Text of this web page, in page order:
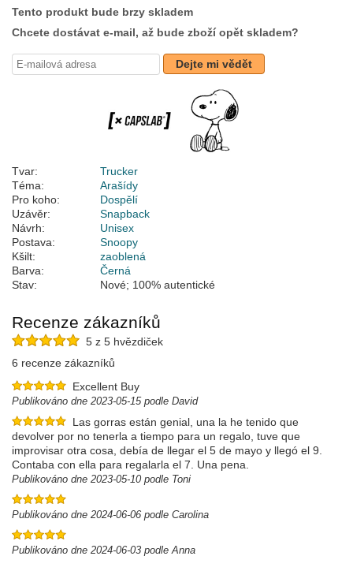
Tento produkt bude brzy skladem
Chcete dostávat e-mail, až bude zboží opět skladem?
Dejte mi vědět
Tvar:
Trucker
Téma:
Arašídy
Pro koho:
Dospělí
Uzávěr:
Snapback
Návrh:
Unisex
Postava:
Snoopy
Kšilt:
zaoblená
Barva:
Černá
Stav:
Nové; 100% autentické
Recenze zákazníků
5 z 5 hvězdiček
6 recenze zákazníků
Excellent Buy
Publikováno dne 2023-05-15 podle David
Las gorras están genial, una la he tenido que
devolver por no tenerla a tiempo para un regalo, tuve que
improvisar otra cosa, debía de llegar el 5 de mayo y llegó el 9.
Contaba con ella para regalarla el 7. Una pena.
Publikováno dne 2023-05-10 podle Toni
Publikováno dne 2024-06-06 podle Carolina
Publikováno dne 2024-06-03 podle Anna